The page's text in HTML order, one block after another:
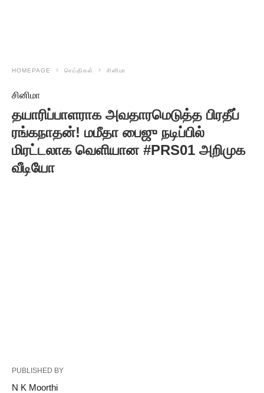
HOMEPAGE செய்திகள் சினிமா
சினிமா
தயாரிப்பாளராக அவதாரமெடுத்த பிரதீப்
ரங்கநாதன்! மமீதா பைஜு நடிப்பில்
மிரட்டலாக வெளியான #PRS01 அறிமுக
வீடியோ
PUBLISHED BY
N K Moorthi